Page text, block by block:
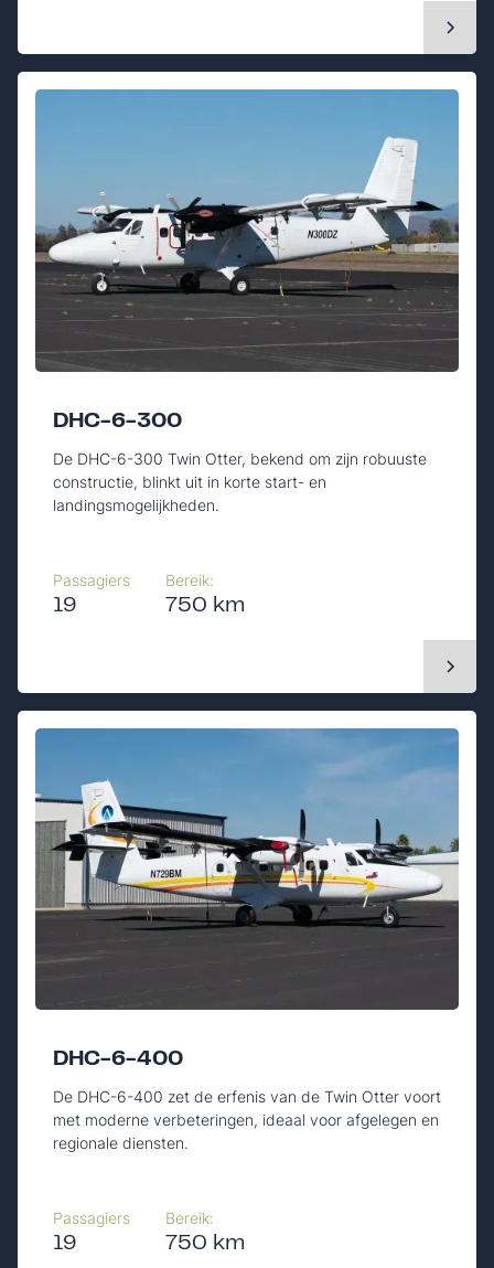
DHC-6-300
De DHC-6-300 Twin Otter, bekend om zijn robuuste
constructie, blinkt uit in korte start- en
landingsmogelijkheden.
Passagiers
19
Bereik:
750 km
DHC-6-400
De DHC-6-400 zet de erfenis van de Twin Otter voort
met moderne verbeteringen, ideaal voor afgelegen en
regionale diensten.
Passagiers
19
Bereik:
750 km